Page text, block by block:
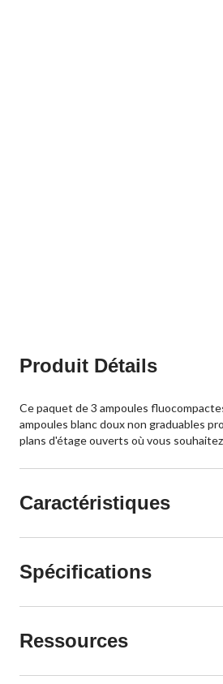
Produit Détails
Ce paquet de 3 ampoules
ampoules blanc doux non graduables
plans d'étage ouverts où vous
Caractéristiques
Spécifications
Ressources